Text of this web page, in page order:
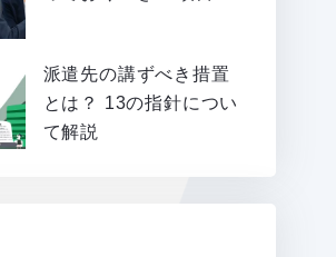
派遣先の講ずべき措置
とは？ 13の指針につい
て解説